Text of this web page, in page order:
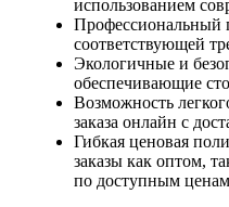
использованием
Профессиональный
соответствующей
Экологичные и
обеспечивающие
Возможность
заказа онлайн с
Гибкая ценовая
заказы как оптом,
по доступным